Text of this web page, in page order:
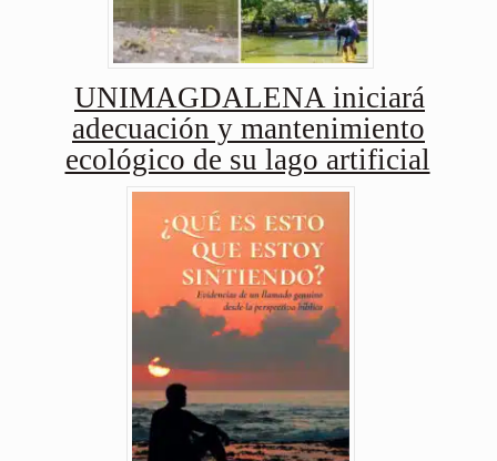
UNIMAGDALENA iniciará
adecuación y mantenimiento
ecológico de su lago artificial